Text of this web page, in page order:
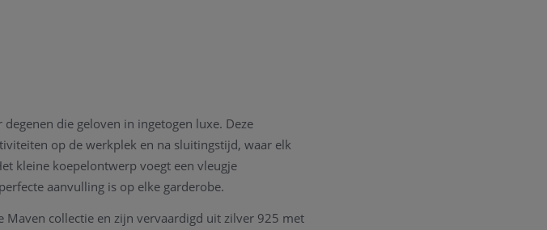
die geloven in ingetogen luxe. Deze
op de werkplek en na sluitingstijd, waar elk
kleine koepelontwerp voegt een vleugje
aanvulling is op elke garderobe.
collectie en zijn vervaardigd uit zilver 925 met